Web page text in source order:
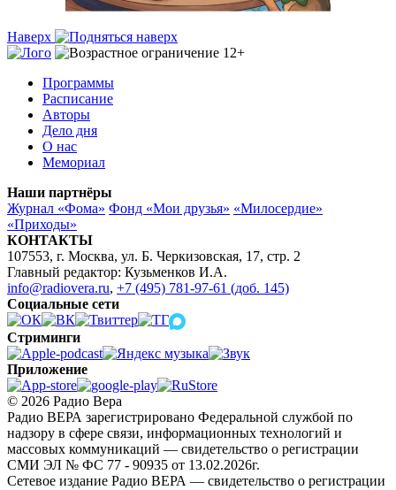
Наверх
Программы
Расписание
Авторы
Дело дня
О нас
Мемориал
Наши партнёры
Журнал «Фома» Фонд «Мои друзья» «Милосердие»
«Приходы»
КОНТАКТЫ
107553, г. Москва, ул. Б. Черкизовская, 17, стр. 2
Главный редактор: Кузьменков И.А.
info@radiovera.ru, +7 (495) 781-97-61 (доб. 145)
Социальные сети
Стриминги
Приложение
© 2026 Радио Вера
Радио ВЕРА зарегистрировано Федеральной службой по
надзору в сфере связи, информационных технологий и
массовых коммуникаций — свидетельство о регистрации
СМИ ЭЛ № ФС 77 - 90935 от 13.02.2026г.
Сетевое издание Радио ВЕРА — свидетельство о регистрации